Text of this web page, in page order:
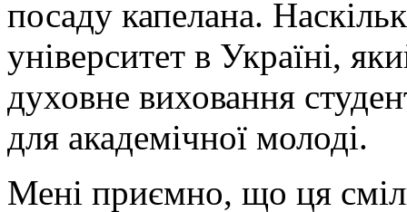
посаду капелана.
університет в Україні,
духовне виховання
для академічної молоді.
Мені приємно, що ця